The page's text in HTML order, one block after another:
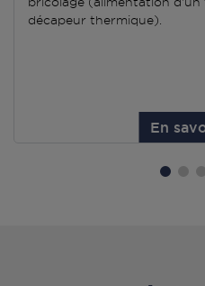
décapeur thermique).
En